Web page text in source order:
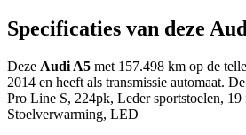
Specificaties van deze
Deze Audi A5 met 157.498 km op de
2014 en heeft als transmissie automaat.
Pro Line S, 224pk, Leder sportstoelen, 19
Stoelverwarming, LED